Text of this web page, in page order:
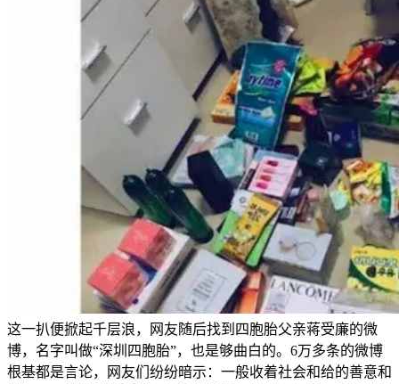
这一扒便掀起千层浪，网友随后找到四胞胎父亲蒋受廉的微
博，名字叫做“深圳四胞胎”，也是够曲白的。6万多条的微博
根基都是言论，网友们纷纷暗示：一般收着社会和给的善意和